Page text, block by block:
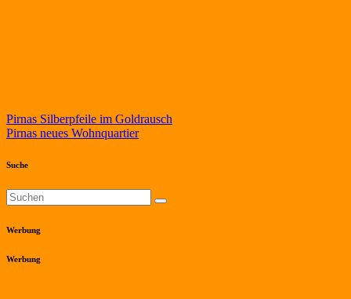
Beitragsnavigation
Pirnas Silberpfeile im Goldrausch
Pirnas neues Wohnquartier
Suche
Werbung
Werbung